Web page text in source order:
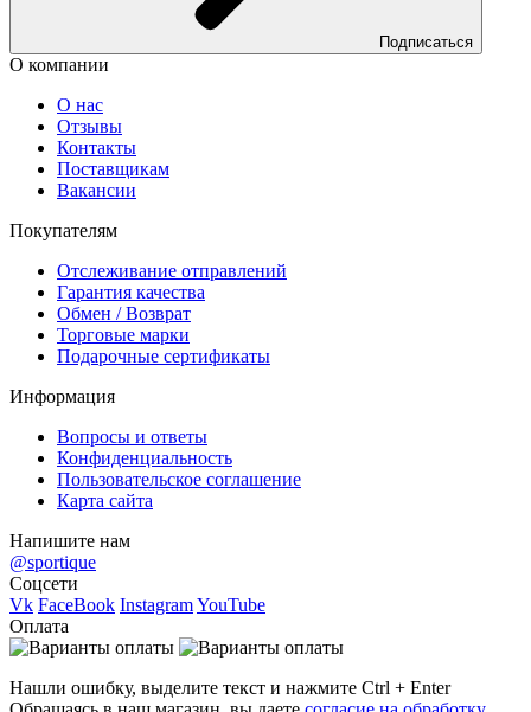
Подписаться
О компании
О нас
Отзывы
Контакты
Поставщикам
Вакансии
Покупателям
Отслеживание отправлений
Гарантия качества
Обмен / Возврат
Торговые марки
Подарочные сертификаты
Информация
Вопросы и ответы
Конфиденциальность
Пользовательское соглашение
Карта сайта
Напишите нам
@sportique
Соцсети
Vk FaceBook InstagramYouTube
Оплата
Нашли ошибку, выделите текст и нажмите Ctrl + Enter